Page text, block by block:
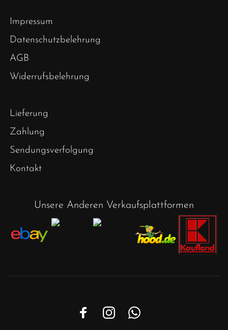
Impressum
Datenschutzbelehrung
AGB
Widerrufsbelehrung
Lieferung
Zahlung
Sendungsverfolgung
Kontakt
Unsere Anderen Verkaufsplattformen